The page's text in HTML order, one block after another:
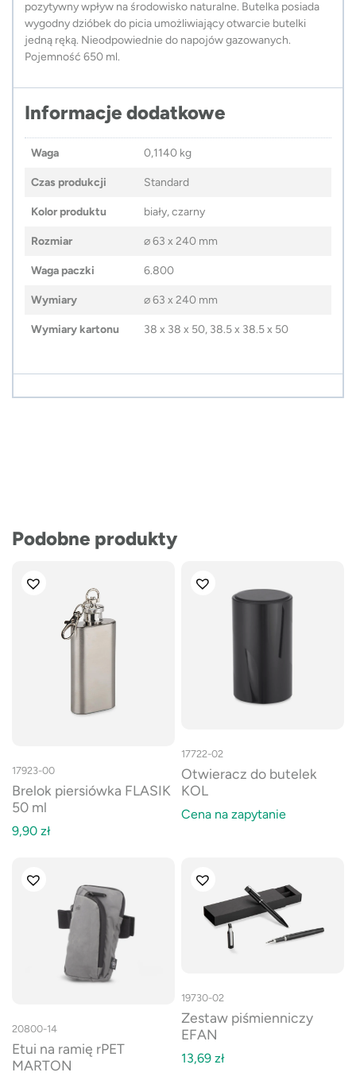
pozytywny wpływ na środowisko naturalne. Butelka posiada
wygodny dzióbek do picia umożliwiający otwarcie butelki
jedną ręką. Nieodpowiednie do napojów gazowanych.
Pojemność 650 ml.
Informacje dodatkowe
Waga 0,1140 kg
Czas produkcji Standard
Kolor produktu biały, czarny
Rozmiar ⌀ 63 x 240 mm
Waga paczki 6.800
Wymiary ⌀ 63 x 240 mm
Wymiary kartonu 38 x 38 x 50, 38.5 x 38.5 x 50
Podobne produkty
17923-00
Brelok piersiówka FLASIK
50 ml
9,90 zł
17722-02
Otwieracz do butelek
KOL
Cena na zapytanie
20800-14
Etui na ramię rPET
MARTON
19730-02
Zestaw piśmienniczy
EFAN
13,69 zł